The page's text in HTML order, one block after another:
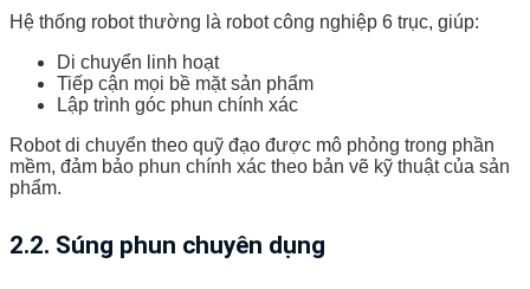
Hệ thống robot thường là robot công nghiệp 6 trục, giúp:
Di chuyển linh hoạt
Tiếp cận mọi bề mặt sản phẩm
Lập trình góc phun chính xác
Robot di chuyển theo quỹ đạo được mô phỏng trong phần
mềm, đảm bảo phun chính xác theo bản vẽ kỹ thuật của sản
phẩm.
2.2. Súng phun chuyên dụng